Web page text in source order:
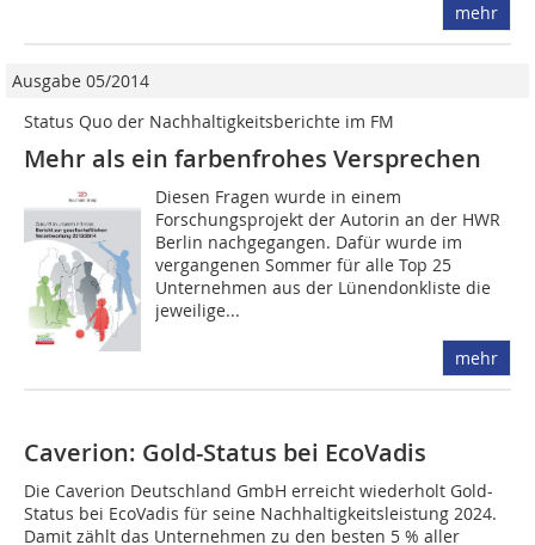
mehr
Ausgabe 05/2014
Status Quo der Nachhaltigkeitsberichte im FM
Mehr als ein farbenfrohes Versprechen
Diesen Fragen wurde in einem
Forschungsprojekt der Autorin an der HWR
Berlin nachgegangen. Dafür wurde im
vergangenen Sommer für alle Top 25
Unternehmen aus der Lünendonkliste die
jeweilige...
mehr
Caverion: Gold-Status bei EcoVadis
Die Caverion Deutschland GmbH erreicht wiederholt Gold-
Status bei EcoVadis für seine Nachhaltigkeitsleistung 2024.
Damit zählt das Unternehmen zu den besten 5 % aller